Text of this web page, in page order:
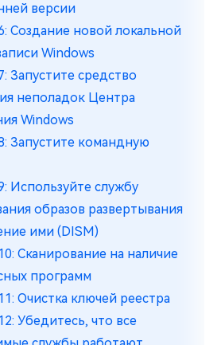
версии
Создание новой локальной
Windows
Запустите средство
неполадок Центра
Windows
Запустите командную
Используйте службу
образов развертывания
ими (DISM)
Сканирование на наличие
программ
Очистка ключей реестра
Убедитесь, что все